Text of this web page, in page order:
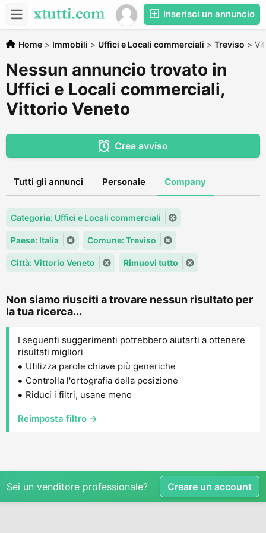
Inserisci un annuncio
Home > Immobili > Uffici e Locali commerciali > Treviso >
Nessun annuncio trovato in
Uffici e Locali commerciali,
Vittorio Veneto
Crea avviso
Tutti gli annunci Personale Company
Categoria: Uffici e Locali commerciali
Paese: Italia Comune: Treviso
Città: Vittorio Veneto Rimuovi tutto
Non siamo riusciti a trovare nessun risultato per
la tua ricerca...
I seguenti suggerimenti potrebbero aiutarti a ottenere
risultati migliori
Utilizza parole chiave più generiche
Controlla l'ortografia della posizione
Riduci i filtri, usane meno
Reimposta filtro →
Sei un venditore professionale? Creare un account